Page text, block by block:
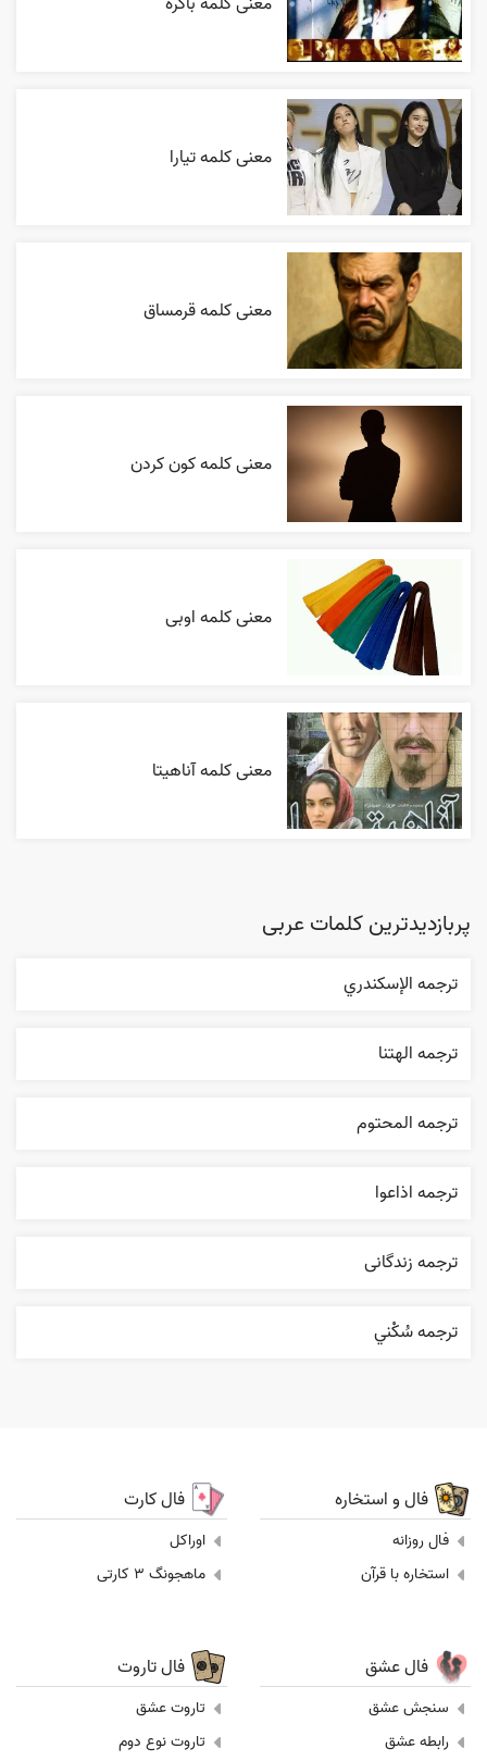
معنی کلمه تیارا
معنی کلمه قرمساق
معنی کلمه کون کردن
معنی کلمه اوبی
معنی کلمه آناهیتا
پربازدیدترین کلمات عربی
ترجمه الإسکندري
ترجمه الهتنا
ترجمه المحتوم
ترجمه اذاعوا
ترجمه زندگانی
ترجمه سُکْني
فال و استخاره
فال روزانه
استخاره با قرآن
فال کارت
اوراکل
ماهجونگ 3 کارتی
فال عشق
سنجش عشق
رابطه عشق
فال تاروت
تاروت عشق
تاروت نوع دوم